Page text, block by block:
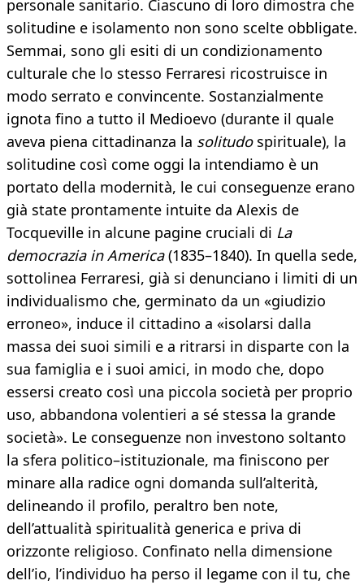
personale sanitario. Ciascuno di loro dimostra che
solitudine e isolamento non sono scelte obbligate.
Semmai, sono gli esiti di un condizionamento
culturale che lo stesso Ferraresi ricostruisce in
modo serrato e convincente. Sostanzialmente
ignota fino a tutto il Medioevo (durante il quale
aveva piena cittadinanza la solitudospirituale), la
solitudine così come oggi la intendiamo è un
portato della modernità, le cui conseguenze erano
già state prontamente intuite da Alexis de
Tocqueville in alcune pagine cruciali di La
democrazia in America(1835–1840). In quella sede,
sottolinea Ferraresi, già si denunciano i limiti di un
individualismo che, germinato da un «giudizio
erroneo», induce il cittadino a «isolarsi dalla
massa dei suoi simili e a ritrarsi in disparte con la
sua famiglia e i suoi amici, in modo che, dopo
essersi creato così una piccola società per proprio
uso, abbandona volentieri a sé stessa la grande
società». Le conseguenze non investono soltanto
la sfera politico–istituzionale, ma finiscono per
minare alla radice ogni domanda sull’alterità,
delineando il profilo, peraltro ben note,
dell’attualità spiritualità generica e priva di
orizzonte religioso. Confinato nella dimensione
dell’io, l’individuo ha perso il legame con il tu, che